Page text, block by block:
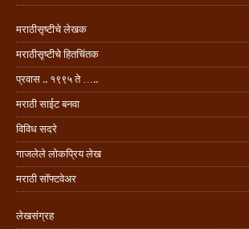
मराठीसृष्टीचे लेखक
मराठीसृष्टीचे हितचिंतक
प्रवास .. १९९५ ते …..
मराठी साईट बनवा
विविध सदरे
गाजलेले लोकप्रिय लेख
मराठी सॉफ्टवेअर
लेखसंग्रह